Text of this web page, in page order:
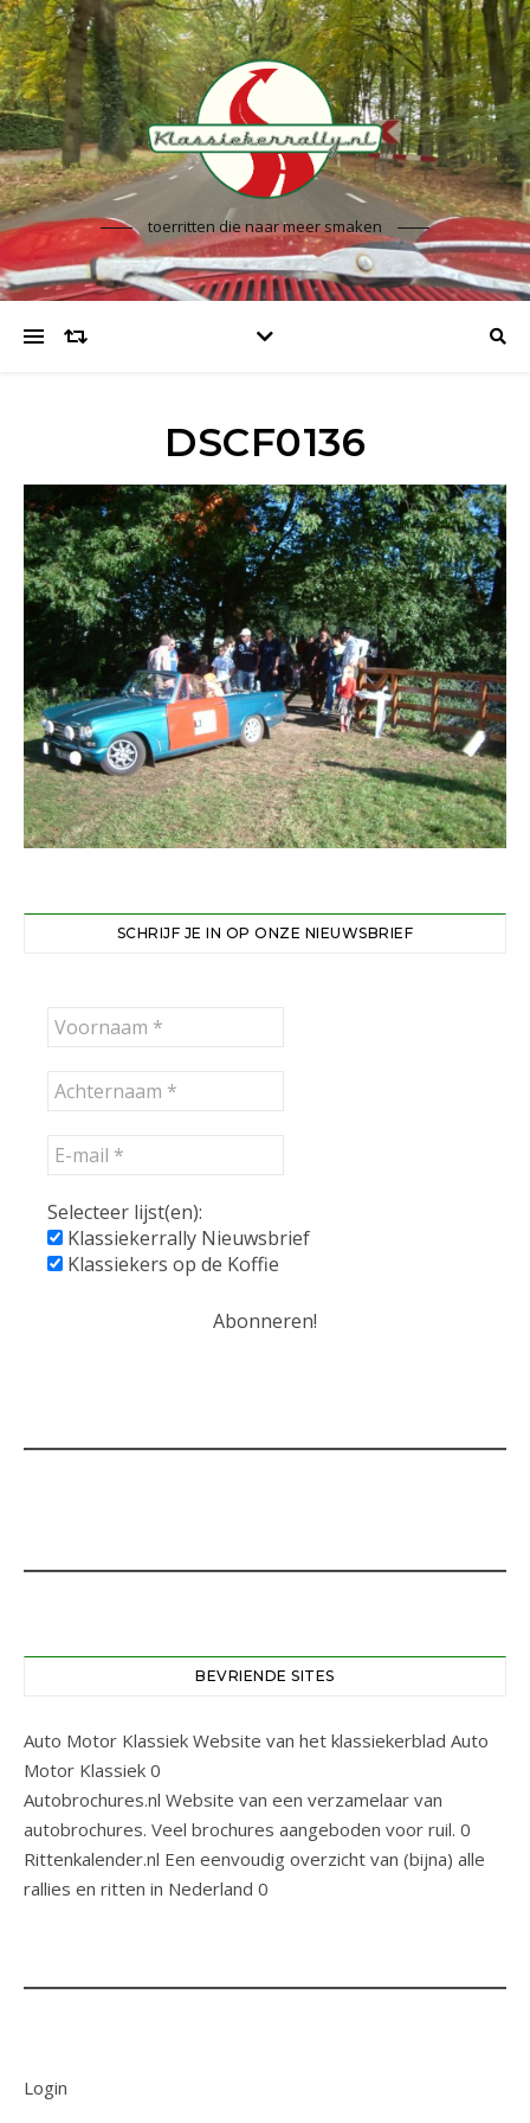
toerritten die naar meer smaken
DSCF0136
SCHRIJF JE IN OP ONZE NIEUWSBRIEF
Selecteer lijst(en):
Klassiekerrally Nieuwsbrief
Klassiekers op de Koffie
BEVRIENDE SITES
Auto Motor Klassiek Website van het klassiekerblad Auto
Motor Klassiek 0
Autobrochures.nl Website van een verzamelaar van
autobrochures. Veel brochures aangeboden voor ruil. 0
Rittenkalender.nl Een eenvoudig overzicht van (bijna) alle
rallies en ritten in Nederland 0
Login